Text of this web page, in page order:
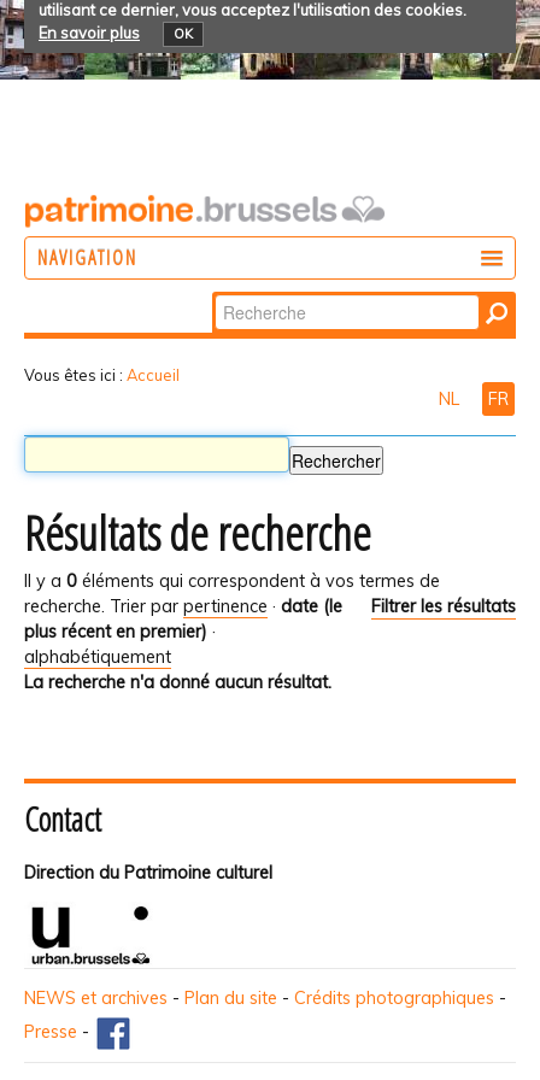
utilisant ce dernier, vous acceptez l'utilisation des cookies.
En savoir plus
OK
NAVIGATION
Chercher par
Recherche
Vous êtes ici : Accueil
NL FR
Résultats de recherche
Il y a 0 éléments qui correspondent à vos termes de
recherche.
Filtrer les résultats
Trier par pertinence · date (le
plus récent en premier) ·
alphabétiquement
La recherche n'a donné aucun résultat.
Contact
Direction du Patrimoine culturel
NEWS et archives - Plan du site - Crédits photographiques -
Presse -